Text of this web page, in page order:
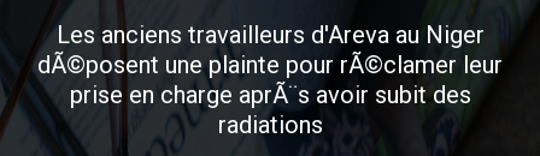
Les anciens travailleurs d'Areva au Niger
dÃ©posent une plainte pour rÃ©clamer leur
prise en charge aprÃ¨s avoir subit des
radiations